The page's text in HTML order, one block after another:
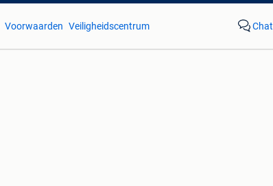
Voorwaarden Veiligheidscentrum Chat